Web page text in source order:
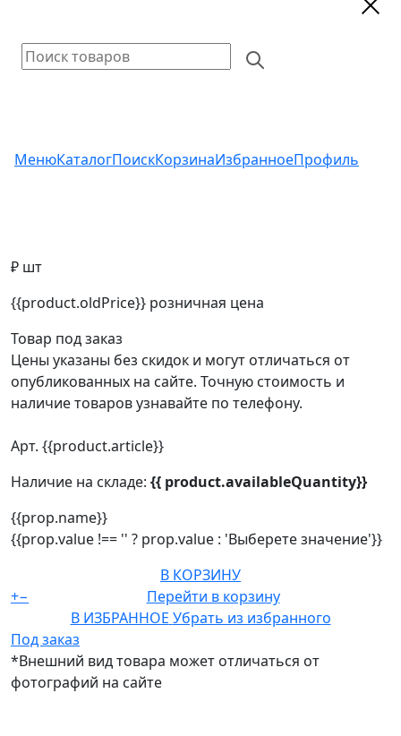
МенюКаталогПоискКорзинаИзбранноеПрофиль
₽ шт
{{product.oldPrice}} розничная цена
Товар под заказ
Цены указаны без скидок и могут отличаться от
опубликованных на сайте. Точную стоимость и
наличие товаров узнавайте по телефону.
Арт. {{product.article}}
Наличие на складе: {{ product.availableQuantity}}
{{prop.name}}
{{prop.value !== '' ? prop.value : 'Выберете значение'}}
В КОРЗИНУ
+−
Перейти в корзину
В ИЗБРАННОЕ Убрать из избранного
Под заказ
*Внешний вид товара может отличаться от
фотографий на сайте